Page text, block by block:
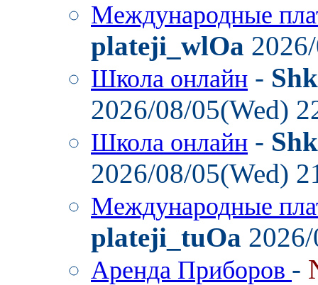
Международные
plateji_wlOa
Школа онлайн -
2026/08/05(Wed)
Школа онлайн -
2026/08/05(Wed)
Международные
plateji_tuOa
Аренда Приборов -